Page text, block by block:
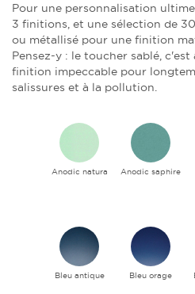
Pour une personnalisation
3 finitions, et une sélection de
ou métallisé pour une finition
Pensez-y : le toucher sablé,
finition impeccable pour
salissures et à la pollution.
Anodic natura Anodic saphire
Bleu antique Bleu orage